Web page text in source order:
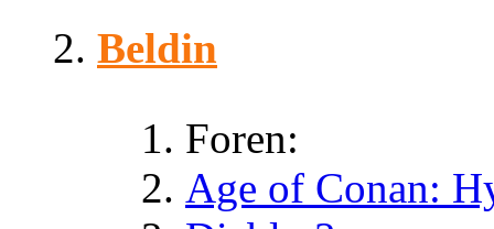
Beldin
Foren:
Age of Conan: